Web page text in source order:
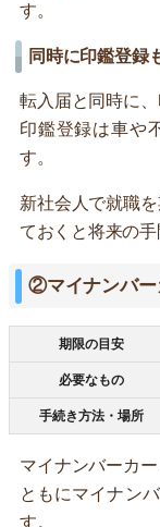
す。
同時に印鑑登録
転入届と同時に
印鑑登録は車や
す。
新社会人で就職
ておくと将来の手
②マイナンバー
期限の目安
必要なもの
手続き方法・場所
マイナンバーカ
ともにマイナン
す。